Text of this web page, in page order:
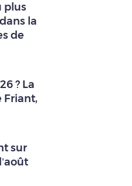
plus
la
de
? La
Friant,
sur